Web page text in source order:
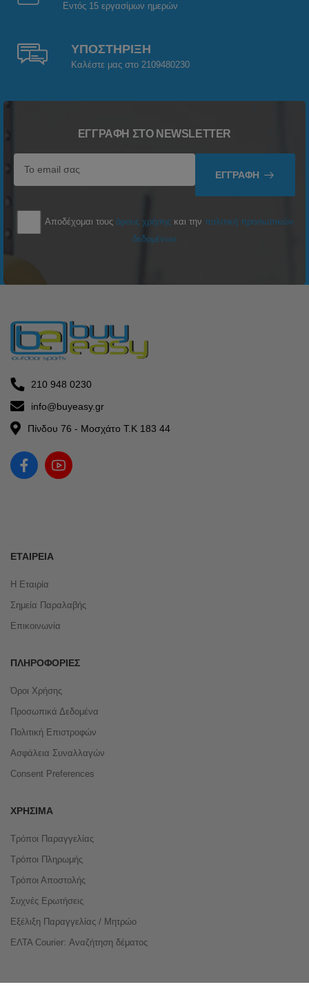
Εντός 15 εργασίμων ημερών
ΥΠΟΣΤΗΡΙΞΗ
Καλέστε μας στο 2109480230
ΕΓΓΡΑΦΉ ΣΤΟ NEWSLETTER
ΕΓΓΡΑΦΉ
Αποδέχομαι τους όρους χρήσης και την πολιτική προσωπικών
δεδομένων
210 948 0230
info@buyeasy.gr
Πίνδου 76 - Μοσχάτο Τ.Κ 183 44
ΕΤΑΙΡΕΊΑ
Η Εταιρία
Σημεία Παραλαβής
Επικοινωνία
ΠΛΗΡΟΦΟΡΊΕΣ
Όροι Χρήσης
Προσωπικά Δεδομένα
Πολιτική Επιστροφών
Ασφάλεια Συναλλαγών
Consent Preferences
ΧΡΉΣΙΜΑ
Τρόποι Παραγγελίας
Τρόποι Πληρωμής
Τρόποι Αποστολής
Συχνές Ερωτήσεις
Εξέλιξη Παραγγελίας / Μητρώο
ΕΛΤΑ Courier: Αναζήτηση δέματος